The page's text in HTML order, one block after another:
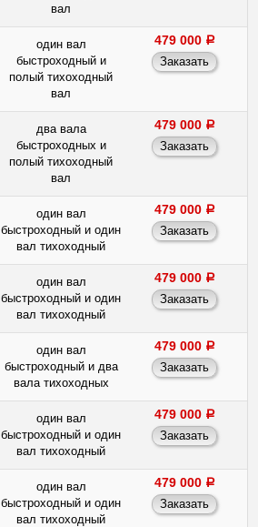
вал
один вал
быстроходный и
полый тихоходный
вал
479 000 a
два вала
быстроходных и
полый тихоходный
вал
479 000 a
один вал
быстроходный и один
вал тихоходный
479 000 a
один вал
быстроходный и один
вал тихоходный
479 000 a
один вал
быстроходный и два
вала тихоходных
479 000 a
один вал
быстроходный и один
вал тихоходный
479 000 a
один вал
быстроходный и один
вал тихоходный
479 000 a